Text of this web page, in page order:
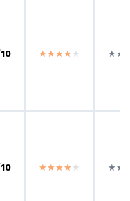
★★★★★
★★★★★
★★★★★
★★★★★